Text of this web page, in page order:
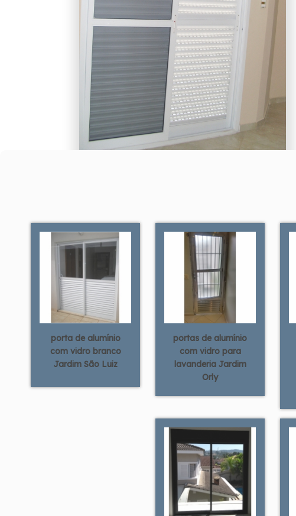
porta de alumínio
com vidro branco
Jardim São Luiz
portas de alumínio
com vidro para
lavanderia Jardim
Orly